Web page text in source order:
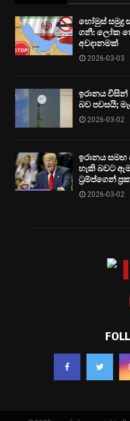
හෝමුස් සමුද්‍ර
ගනී: ලෝක
අවදානමක්
2026-03-03
ඉරානය විසින්
බව පවසයි;
2026-03-02
ඉරානය
හැකි බවට
ට්‍රම්ප්ගෙන්
2026-03-02